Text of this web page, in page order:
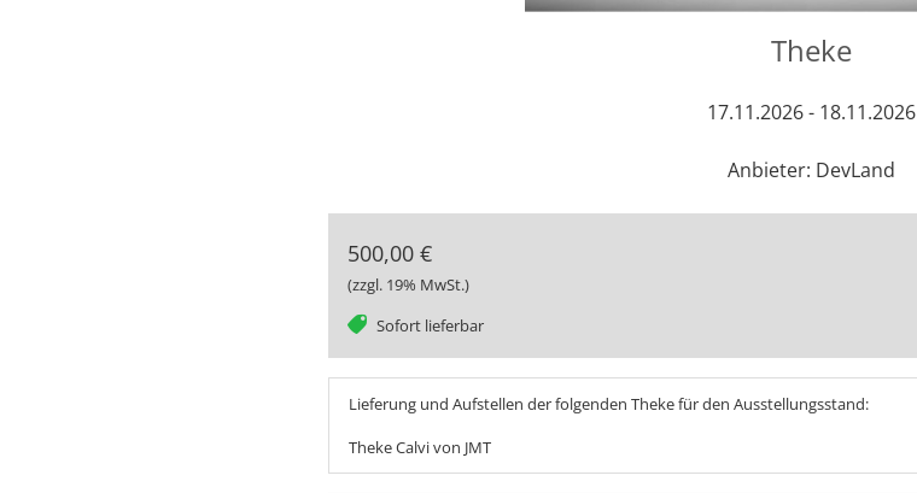
Theke
17.11.2026 - 18.11.2026
Anbieter: DevLand
500,00 €
(zzgl. 19% MwSt.)
Sofort lieferbar
tag
Lieferung und Aufstellen der folgenden Theke für den Ausstellungsstand:
Theke Calvi von JMT